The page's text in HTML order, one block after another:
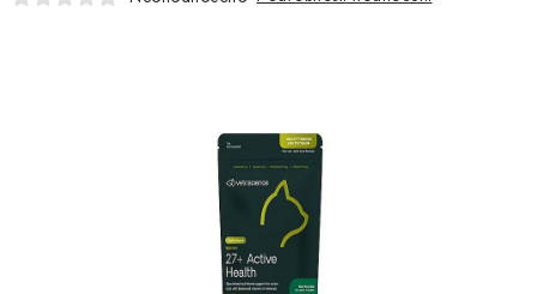
KRÁLÍCI/HLODAVCI/PTÁCI